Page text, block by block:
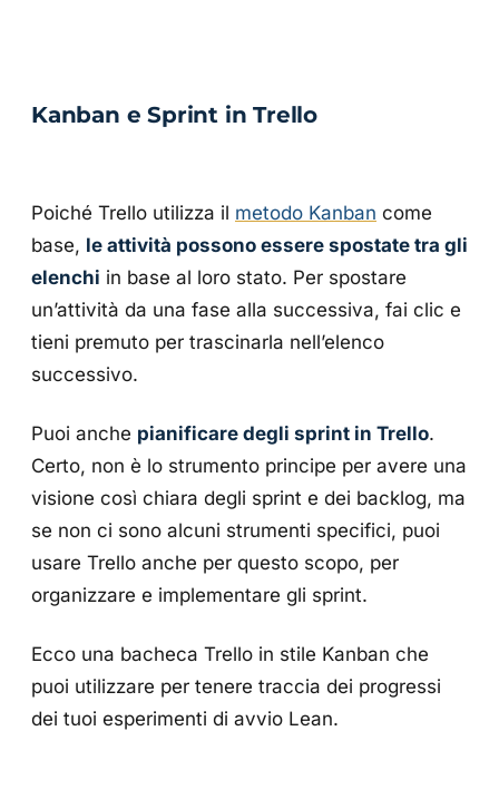
Kanban e Sprint in Trello
Poiché Trello utilizza il metodo Kanban come
base, le attività possono essere spostate tra gli
elenchi in base al loro stato. Per spostare
un’attività da una fase alla successiva, fai clic e
tieni premuto per trascinarla nell’elenco
successivo.
Puoi anche pianificare degli sprint in Trello.
Certo, non è lo strumento principe per avere una
visione così chiara degli sprint e dei backlog, ma
se non ci sono alcuni strumenti specifici, puoi
usare Trello anche per questo scopo, per
organizzare e implementare gli sprint.
Ecco una bacheca Trello in stile Kanban che
puoi utilizzare per tenere traccia dei progressi
dei tuoi esperimenti di avvio Lean.